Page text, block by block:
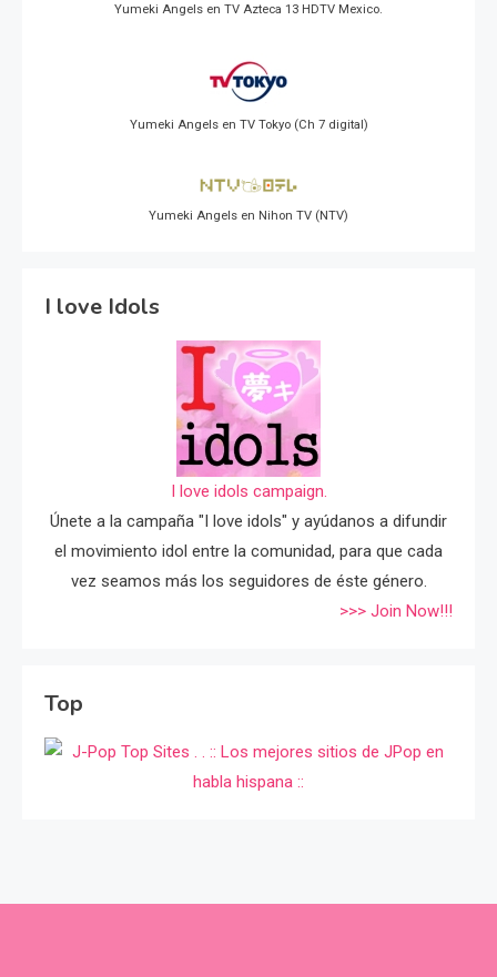
Yumeki Angels en TV Azteca 13 HDTV Mexico.
Yumeki Angels en TV Tokyo (Ch 7 digital)
Yumeki Angels en Nihon TV (NTV)
I love Idols
I love idols campaign.
Únete a la campaña "I love idols" y ayúdanos a difundir
el movimiento idol entre la comunidad, para que cada
vez seamos más los seguidores de éste género.
>>> Join Now!!!
Top